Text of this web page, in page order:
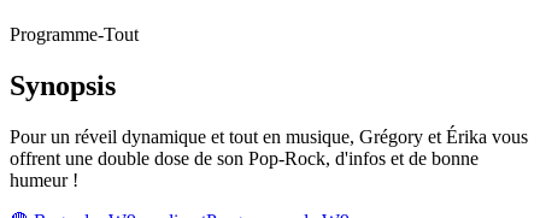
Programme-Tout
Synopsis
Pour un réveil dynamique et tout en musique, Grégory et Érika vous
offrent une double dose de son Pop-Rock, d'infos et de bonne
humeur !